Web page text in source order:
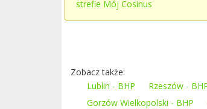
strefie Mój Cosinus
Zobacz także:
Lublin - BHP
Rzeszów -
Gorzów Wielkopolski - BHP